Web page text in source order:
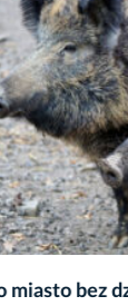
dzików trwa